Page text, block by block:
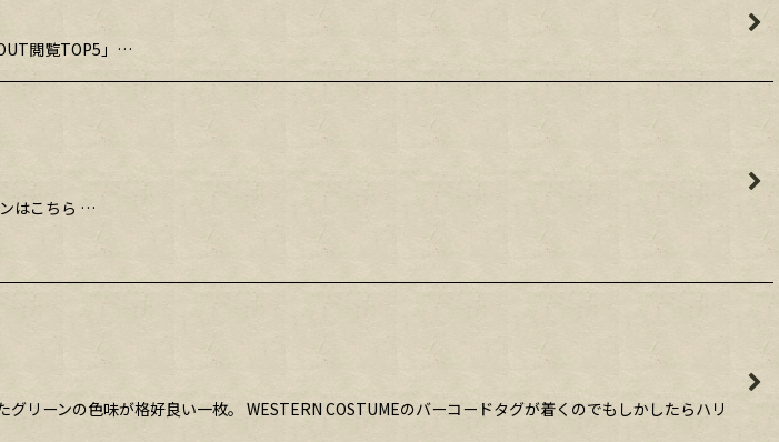
閲覧TOP5」…
はこちら …
リーンの色味が格好良い一枚。 WESTERN COSTUMEのバーコードタグが着くのでもしかしたらハリ